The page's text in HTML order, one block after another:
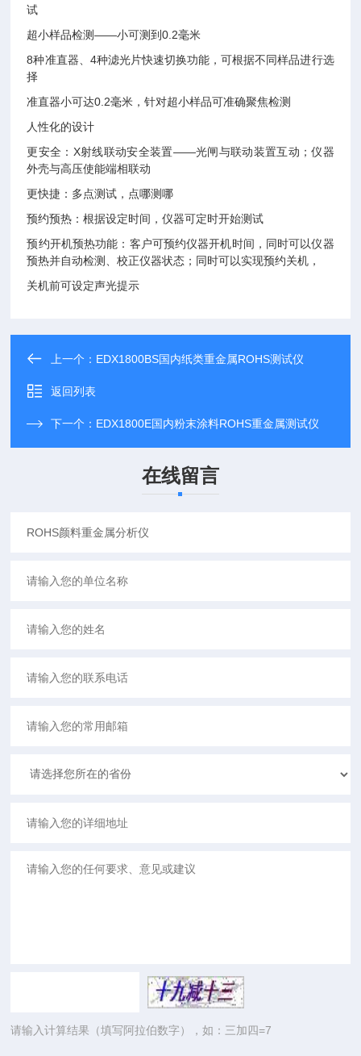
试
超小样品检测——小可测到0.2毫米
8种准直器、4种滤光片快速切换功能，可根据不同样品进行选
择
准直器小可达0.2毫米，针对超小样品可准确聚焦检测
人性化的设计
更安全：X射线联动安全装置——光闸与联动装置互动；仪器
外壳与高压使能端相联动
更快捷：多点测试，点哪测哪
预约预热：根据设定时间，仪器可定时开始测试
预约开机预热功能：客户可预约仪器开机时间，同时可以仪器
预热并自动检测、校正仪器状态；同时可以实现预约关机，
关机前可设定声光提示
上一个： EDX1800BS国内纸类重金属ROHS测试仪
返回列表
下一个： EDX1800E国内粉末涂料ROHS重金属测试仪
在线留言
请输入计算结果（填写阿拉伯数字），如：三加四=7